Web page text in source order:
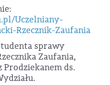
Uczelniany-
Rzecznik-Zaufania
sprawy
Zaufania,
ds.